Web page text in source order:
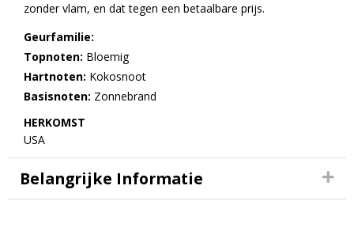
zonder vlam, en dat tegen een betaalbare prijs.
Geurfamilie:
Topnoten: Bloemig
Hartnoten: Kokosnoot
Basisnoten: Zonnebrand
HERKOMST
USA
Belangrijke Informatie